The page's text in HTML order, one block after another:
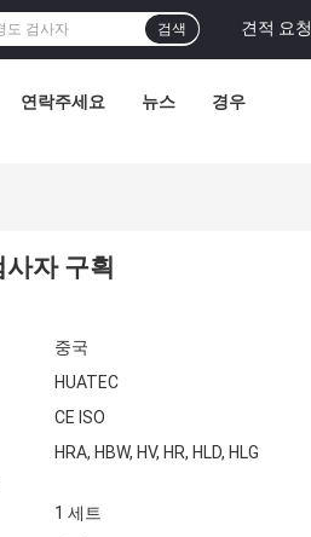
견적 요청
검색
연락주세요 뉴스 경우
자 구획
중국
HUATEC
CE ISO
HRA, HBW, HV, HR, HLD, HLG
1 세트